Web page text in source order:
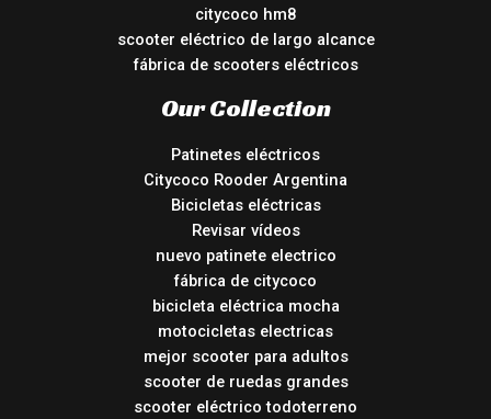
citycoco hm8
scooter eléctrico de largo alcance
fábrica de scooters eléctricos
Our Collection
Patinetes eléctricos
Citycoco Rooder Argentina
Bicicletas eléctricas
Revisar vídeos
nuevo patinete electrico
fábrica de citycoco
bicicleta eléctrica mocha
motocicletas electricas
mejor scooter para adultos
scooter de ruedas grandes
scooter eléctrico todoterreno